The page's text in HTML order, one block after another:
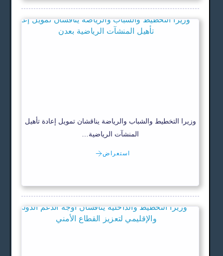
وزيرا التخطيط والشباب والرياضة يناقشان تمويل إعادة تأهيل
المنشآت الرياضية…
استعراض